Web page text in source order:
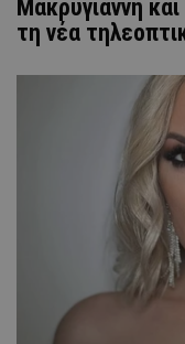
Μακρυγιάννη
τη νέα